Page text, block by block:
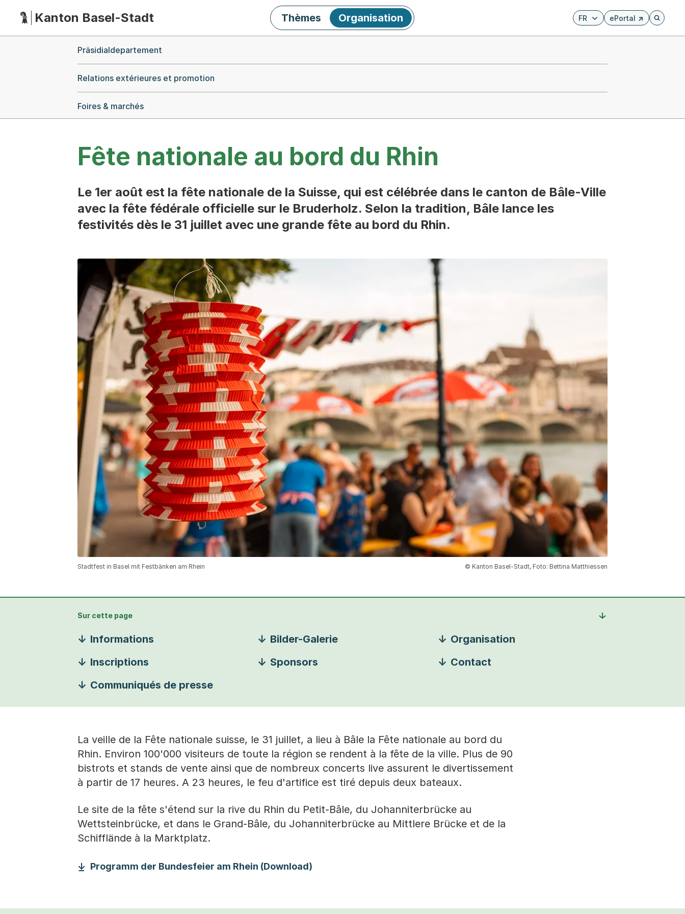
HauptnavigationKanton Basel-Stadt FR ePortal
Externer Link, wird in
Öffnet
Thèmes Organisation
Präsidialdepartement
Relations extérieures et promotion
Foires & marchés
Fête nationale au bord du Rhin
Le 1er août est la fête nationale de la Suisse, qui est célébrée dans le canton de Bâle-Ville
avec la fête fédérale officielle sur le Bruderholz. Selon la tradition, Bâle lance les
festivités dès le 31 juillet avec une grande fête au bord du Rhin.
Stadtfest in Basel mit Festbänken am Rhein © Kanton Basel-Stadt, Foto: Bettina Matthiessen
Sur cette page
Informations Bilder-Galerie
Organisation
Inscriptions
Sponsors
Contact
Communiqués de presse
La veille de la Fête nationale suisse, le 31 juillet, a lieu à Bâle la Fête nationale au bord du
Rhin. Environ 100'000 visiteurs de toute la région se rendent à la fête de la ville. Plus de 90
bistrots et stands de vente ainsi que de nombreux concerts live assurent le divertissement
à partir de 17 heures. A 23 heures, le feu d'artifice est tiré depuis deux bateaux.
Le site de la fête s'étend sur la rive du Rhin du Petit-Bâle, du Johanniterbrücke au
Wettsteinbrücke, et dans le Grand-Bâle, du Johanniterbrücke au Mittlere Brücke et de la
Schifflände à la Marktplatz.
Programm der Bundesfeier am Rhein (Download)